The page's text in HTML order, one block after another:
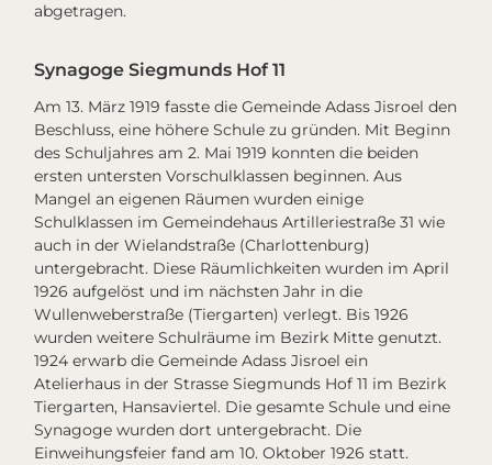
abgetragen.
Synagoge Siegmunds Hof 11
Am 13. März 1919 fasste die Gemeinde Adass Jisroel den
Beschluss, eine höhere Schule zu gründen. Mit Beginn
des Schuljahres am 2. Mai 1919 konnten die beiden
ersten untersten Vorschulklassen beginnen. Aus
Mangel an eigenen Räumen wurden einige
Schulklassen im Gemeindehaus Artilleriestraße 31 wie
auch in der Wielandstraße (Charlottenburg)
untergebracht. Diese Räumlichkeiten wurden im April
1926 aufgelöst und im nächsten Jahr in die
Wullenweberstraße (Tiergarten) verlegt. Bis 1926
wurden weitere Schulräume im Bezirk Mitte genutzt.
1924 erwarb die Gemeinde Adass Jisroel ein
Atelierhaus in der Strasse Siegmunds Hof 11 im Bezirk
Tiergarten, Hansaviertel. Die gesamte Schule und eine
Synagoge wurden dort untergebracht. Die
Einweihungsfeier fand am 10. Oktober 1926 statt.